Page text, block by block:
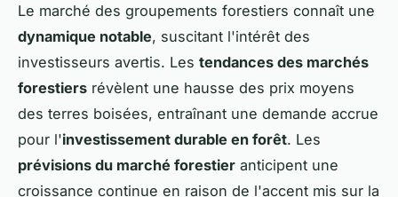
Le marché des groupements forestiers connaît une
dynamique notable, suscitant l'intérêt des
investisseurs avertis. Les tendances des marchés
forestiers révèlent une hausse des prix moyens
des terres boisées, entraînant une demande accrue
pour l'investissement durable en forêt. Les
prévisions du marché forestier anticipent une
croissance continue en raison de l'accent mis sur la